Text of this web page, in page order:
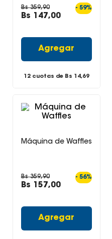
Juegos De Exterior
Bs 359,90
Bs 147,00
- 59%
Agregar
12 cuotas de Bs 14,69
Máquina de Waffles
Bs 359,90
Bs 157,00
- 56%
Agregar